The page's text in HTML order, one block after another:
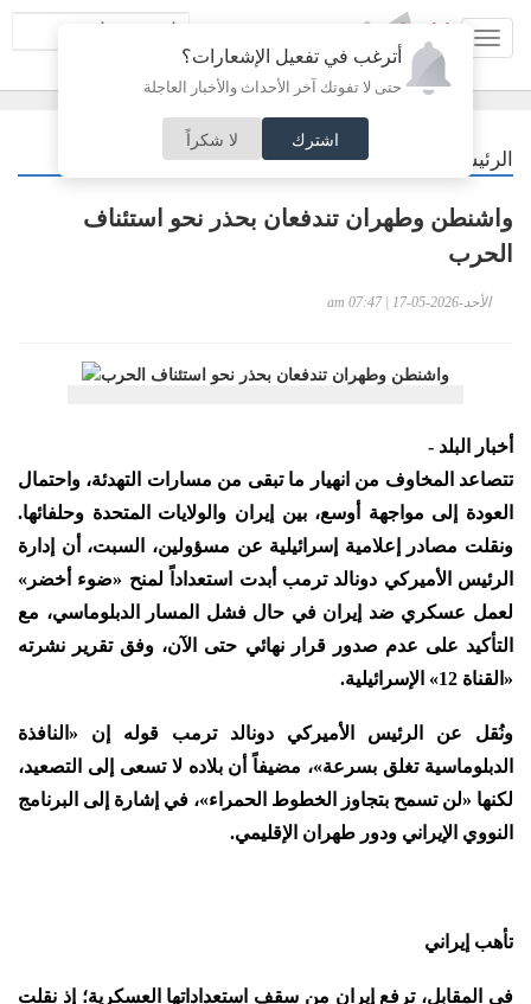
أترغب في تفعيل الإشعارات؟
حتى لا تفوتك آخر الأحداث والأخبار العاجلة
اشترك لا شكراً
الرئيسية عربي دولي
واشنطن وطهران تندفعان بحذر نحو استئناف
الحرب
الأحد-2026-05-17 | 07:47 am
أخبار البلد -
تتصاعد المخاوف من انهيار ما تبقى من مسارات التهدئة، واحتمال
العودة إلى مواجهة أوسع، بين إيران والولايات المتحدة وحلفائها.
ونقلت مصادر إعلامية إسرائيلية عن مسؤولين، السبت، أن إدارة
الرئيس الأميركي دونالد ترمب أبدت استعداداً لمنح «ضوء أخضر»
لعمل عسكري ضد إيران في حال فشل المسار الدبلوماسي، مع
التأكيد على عدم صدور قرار نهائي حتى الآن، وفق تقرير نشرته
«القناة 12» الإسرائيلية.
ونُقل عن الرئيس الأميركي دونالد ترمب قوله إن «النافذة
الدبلوماسية تغلق بسرعة»، مضيفاً أن بلاده لا تسعى إلى التصعيد،
لكنها «لن تسمح بتجاوز الخطوط الحمراء»، في إشارة إلى البرنامج
النووي الإيراني ودور طهران الإقليمي.
تأهب إيراني
في المقابل، ترفع إيران من سقف استعداداتها العسكرية؛ إذ نقلت